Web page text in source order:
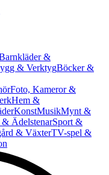
&
& VerktygBöcker &
Foto, Kameror &
Hem &
KonstMusikMynt &
& ÄdelstenarSport &
& VäxterTV-spel &